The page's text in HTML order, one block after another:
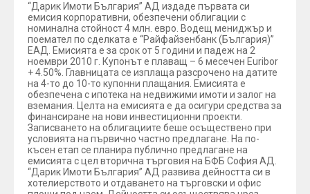
“Дарик Имоти България” АД издаде първата си
емисия корпоративни, обезпечени облигации с
номинална стойност 4 млн. евро. Водещ мениджър и
поемател по сделката е “Райфайзенбанк (България)”
ЕАД. Емисията е за срок от 5 години и падеж на 2
ноември 2010 г. Купонът е плаващ – 6 месечен Euribor
+ 4.50%. Главницата се изплаща разсрочено на датите
на 4-то до 10-то купонни плащания. Емисията е
обезпечена с ипотека на недвижими имоти и залог на
вземания. Целта на емисията е да осигури средства за
финансиране на нови инвестиционни проекти.
Записването на облигациите беше осъществено при
условията на първично частно предлагане. На по-
късен етап се планира публично предлагане на
емисията с цел вторична търговия на БФБ София АД.
“Дарик Имоти България” АД развива дейността си в
хотелиерството и отдаването на търговски и офис